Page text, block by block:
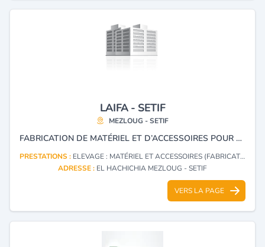
LAIFA - SETIF
MEZLOUG - SETIF
FABRICATION DE MATÉRIEL ET D’ACCESSOIRES POUR L’ÉLEVAGE DE VOLAILLES.
PRESTATIONS : ELEVAGE : MATÉRIEL ET ACCESSOIRES (FABRICATION)
ADRESSE : EL HACHICHIA MEZLOUG - SETIF
VERS LA PAGE